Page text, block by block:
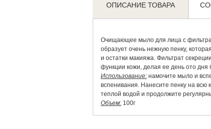
ОПИСАНИЕ ТОВАРА
Очищающее мыло для лица с
образует очень нежную пенку,
и остатки макияжа. Фильтрат
функции кожи, делая ее день ото дня
Использование:намочите мыло и
вспенивания. Нанесите пенку на
теплой водой и продолжите
Объем:100г